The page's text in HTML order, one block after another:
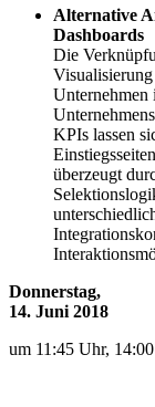
Alternative
Dashboards
Die
Unternehmen
KPIs lassen
überzeugt
Donnerstag,
14. Juni 2018
um 11:45 Uhr,